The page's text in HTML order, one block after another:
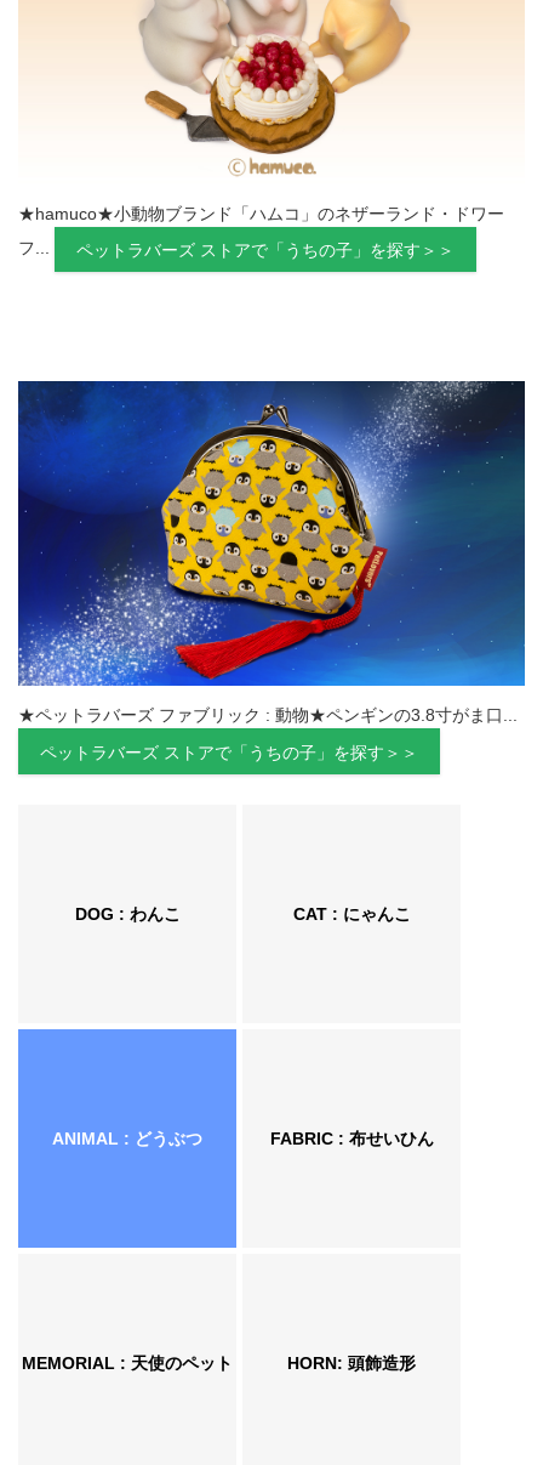
★hamuco★小動物ブランド「ハムコ」のネザーランド・ドワー
フ...
ペットラバーズ ストアで「うちの子」を探す＞＞
★ペットラバーズ ファブリック : 動物★ペンギンの3.8寸がま口...
ペットラバーズ ストアで「うちの子」を探す＞＞
DOG : わんこ CAT : にゃんこ
ANIMAL : どうぶつ FABRIC : 布せいひん
MEMORIAL : 天使のペット HORN: 頭飾造形